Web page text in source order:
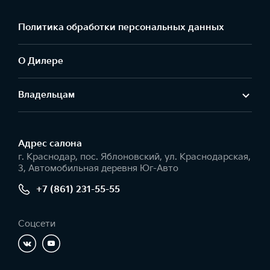
Политика обработки персональных данных
О Дилере
Владельцам
Адрес салонa
г. Краснодар, пос. Яблоновский, ул. Краснодарская,
3, Автомобильная деревня Юг-Авто
+7 (861) 231-55-55
Соцсети